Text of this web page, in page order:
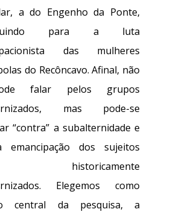
a do Engenho da Ponte,
para a luta
das mulheres
do Recôncavo. Afinal, não
falar pelos grupos
mas pode-se
“contra” a subalternidade e
emancipação dos sujeitos
historicamente
Elegemos como
central da pesquisa, a